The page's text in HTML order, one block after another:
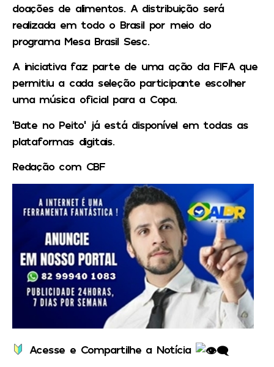
doações de alimentos. A distribuição será
realizada em todo o Brasil por meio do
programa Mesa Brasil Sesc.
A iniciativa faz parte de uma ação da FIFA que
permitiu a cada seleção participante escolher
uma música oficial para a Copa.
‘Bate no Peito’ já está disponível em todas as
plataformas digitais.
Redação com CBF
Acesse e Compartilhe a Notícia